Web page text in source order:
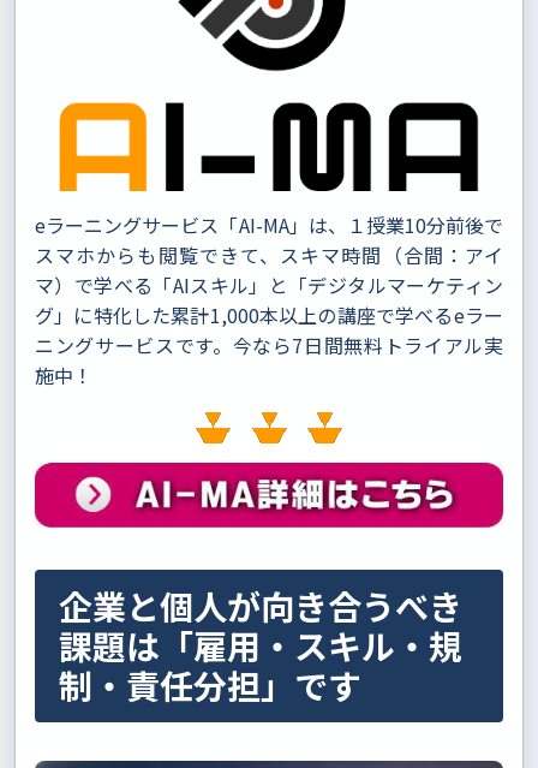
eラーニングサービス「AI-MA」は、１授業10分前後で
スマホからも閲覧できて、スキマ時間（合間：アイ
マ）で学べる「AIスキル」と「デジタルマーケティン
グ」に特化した累計1,000本以上の講座で学べるeラー
ニングサービスです。今なら7日間無料トライアル実
施中！
企業と個人が向き合うべき
課題は「雇用・スキル・規
制・責任分担」です